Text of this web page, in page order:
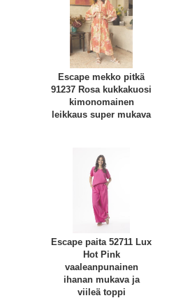
Escape mekko pitkä
91237 Rosa kukkakuosi
kimonomainen
leikkaus super mukava
Escape paita 52711 Lux
Hot Pink
vaaleanpunainen
ihanan mukava ja
viileä toppi